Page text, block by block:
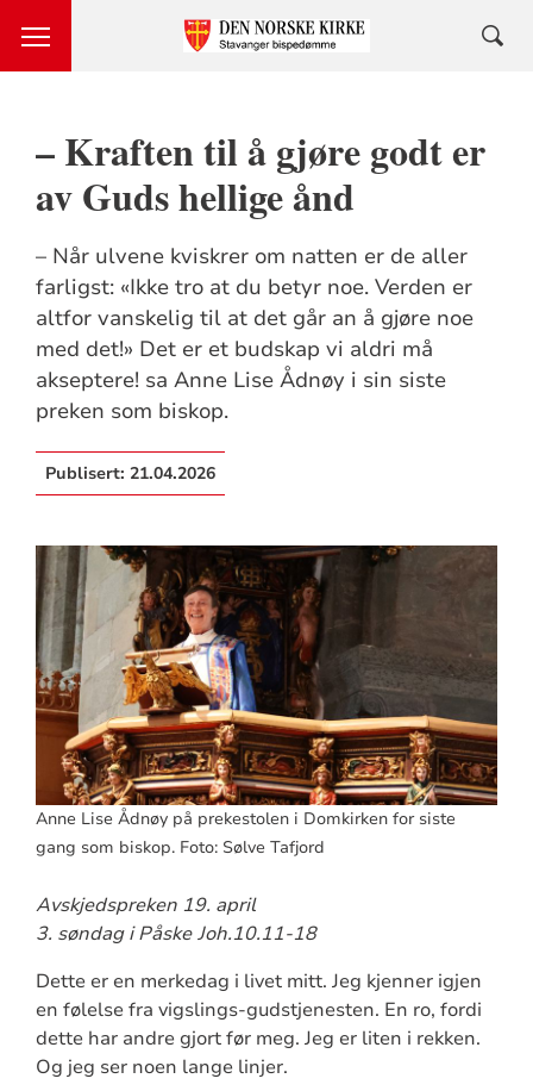
– Kraften til å gjøre godt er
av Guds hellige ånd
– Når ulvene kviskrer om natten er de aller
farligst: «Ikke tro at du betyr noe. Verden er
altfor vanskelig til at det går an å gjøre noe
med det!» Det er et budskap vi aldri må
akseptere! sa Anne Lise Ådnøy i sin siste
preken som biskop.
Publisert: 21.04.2026
Anne Lise Ådnøy på prekestolen i Domkirken for siste
gang som biskop. Foto: Sølve Tafjord
Avskjedspreken 19. april
3. søndag i Påske Joh.10.11-18
Dette er en merkedag i livet mitt. Jeg kjenner igjen
en følelse fra vigslings-gudstjenesten. En ro, fordi
dette har andre gjort før meg. Jeg er liten i rekken.
Og jeg ser noen lange linjer.